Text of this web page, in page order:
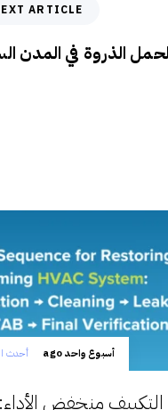
ARTICLE
الذروة في المدن
أسبوع واحد ago أحدث
منخفض الأداء: